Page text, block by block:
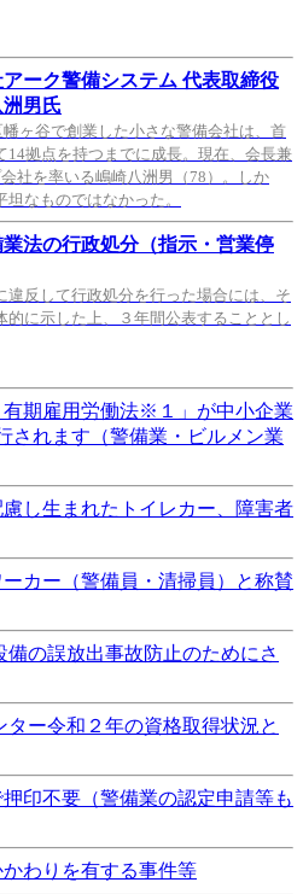
ーク警備システム 代表取締役
男氏
ヶ谷で創業した小さな警備会社は、首
14拠点を持つまでに成長。現在、会長兼
社を率いる嶋崎八洲男（78）。しか
なものではなかった。
法の行政処分（指示・営業停
違反して行政処分を行った場合には、そ
的に示した上、３年間公表することとし
期雇用労働法※１」が中小企業
されます（警備業・ビルメン業
し生まれたトイレカー、障害者
カー（警備員・清掃員）と称賛
の誤放出事故防止のためにさ
ー令和２年の資格取得状況と
印不要（警備業の認定申請等も
わりを有する事件等